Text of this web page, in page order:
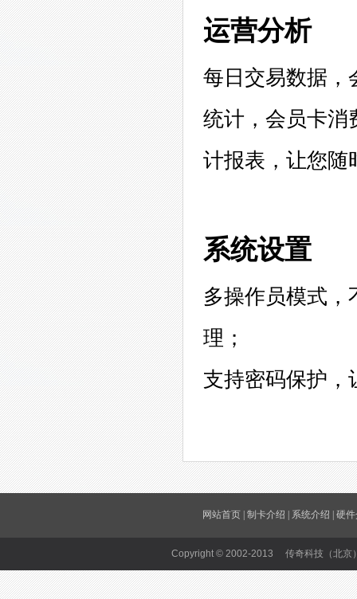
运营分析
每日交易数据，
统计，会员卡消
计报表，让您随
系统设置
多操作员模式，
理；
支持密码保护，
网站首页| 制卡介绍 系统介绍 硬
Copyright © 2002-2013 传奇科技（北京